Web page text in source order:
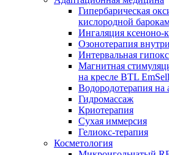
Гипербарическая
кислородной
Ингаляция ксеноно-
Озонотерапия
Интервальная
Магнитная
на кресле BTL
Водородотерапия на
Гидромассаж
Криотерапия
Сухая иммерсия
Гелиокс-терапия
Косметология